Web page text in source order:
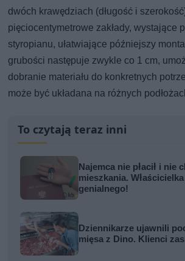
dwóch krawędziach (długość i
pięciocentymetrowe zakłady, wystające
styropianu, ułatwiające późniejszy
grubości następuje zwykle co 1 cm,
dobranie materiału do konkretnych
może być układana na różnych
To czytają teraz inni
Najemca nie płacił i nie
mieszkania.
genialnego!
Dziennikarze ujawnili
mięsa z Dino. Klienci